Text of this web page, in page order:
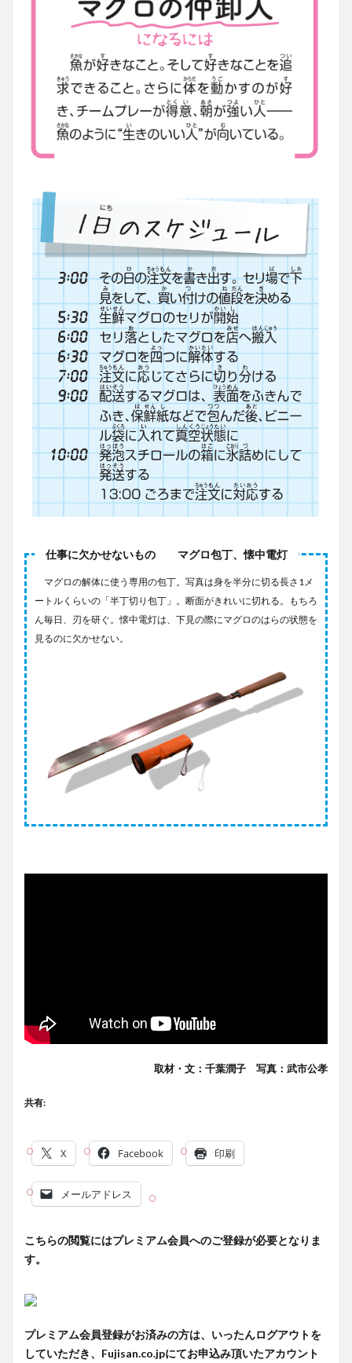
仕事に欠かせないもの マグロ包丁、懐中電灯
マグロの解体に使う専用の包丁。写真は身を半分に切る長さ1メ
ートルくらいの「半丁切り包丁」。断面がきれいに切れる。もちろ
ん毎日、刃を研ぐ。懐中電灯は、下見の際にマグロのはらの状態を
見るのに欠かせない。
取材・文：千葉潤子 写真：武市公孝
共有:
X Facebook 印刷
メールアドレス
こちらの閲覧にはプレミアム会員へのご登録が必要となりま
す。
プレミアム会員登録がお済みの方は、いったんログアウトを
していただき、Fujisan.co.jpにてお申込み頂いたアカウント